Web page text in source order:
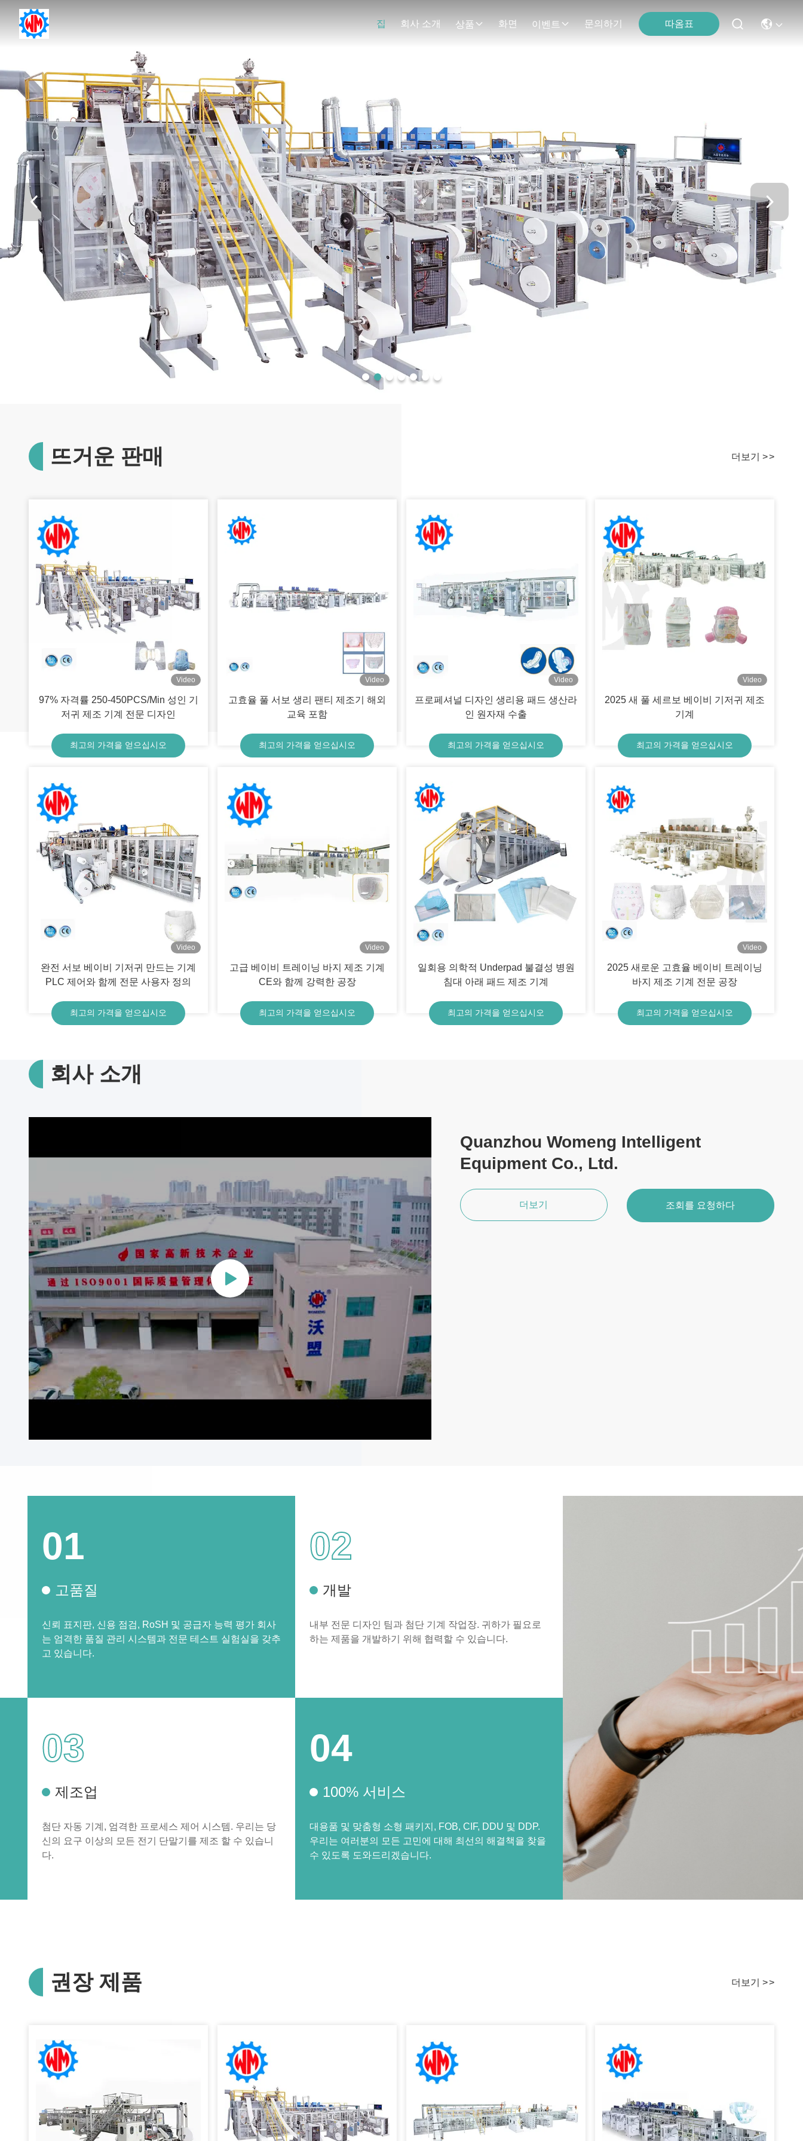
집 회사 소개 상품 화면 이벤트 문의하기 따옴표
뜨거운 판매 더보기 >>
Video
97% 자격률 250-450PCS/Min 성인 기
저귀 제조 기계 전문 디자인
최고의 가격을 얻으십시오
Video
고효율 풀 서보 생리 팬티 제조기 해외
교육 포함
최고의 가격을 얻으십시오
Video
프로페셔널 디자인 생리용 패드 생산라
인 원자재 수출
최고의 가격을 얻으십시오
Video
2025 새 풀 세르보 베이비 기저귀 제조
기계
최고의 가격을 얻으십시오
Video
완전 서보 베이비 기저귀 만드는 기계
PLC 제어와 함께 전문 사용자 정의
최고의 가격을 얻으십시오
Video
고급 베이비 트레이닝 바지 제조 기계
CE와 함께 강력한 공장
최고의 가격을 얻으십시오
일회용 의학적 Underpad 불결성 병원
침대 아래 패드 제조 기계
최고의 가격을 얻으십시오
Video
2025 새로운 고효율 베이비 트레이닝
바지 제조 기계 전문 공장
최고의 가격을 얻으십시오
회사 소개
Quanzhou Womeng Intelligent
Equipment Co., Ltd.
더보기 조회를 요청하다
01
고품질
신뢰 표지판, 신용 점검, RoSH 및 공급자 능력 평가 회사
는 엄격한 품질 관리 시스템과 전문 테스트 실험실을 갖추
고 있습니다.
02
개발
내부 전문 디자인 팀과 첨단 기계 작업장. 귀하가 필요로
하는 제품을 개발하기 위해 협력할 수 있습니다.
03
제조업
첨단 자동 기계, 엄격한 프로세스 제어 시스템. 우리는 당
신의 요구 이상의 모든 전기 단말기를 제조 할 수 있습니
다.
04
100% 서비스
대용품 및 맞춤형 소형 패키지, FOB, CIF, DDU 및 DDP.
우리는 여러분의 모든 고민에 대해 최선의 해결책을 찾을
수 있도록 도와드리겠습니다.
권장 제품 더보기 >>